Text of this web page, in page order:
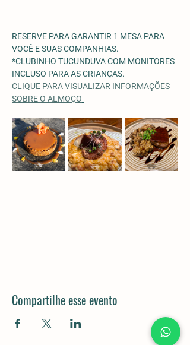
RESERVE PARA GARANTIR 1 MESA PARA
VOCÊ E SUAS COMPANHIAS.
*CLUBINHO TUCUNDUVA COM MONITORES
INCLUSO PARA AS CRIANÇAS.
CLIQUE PARA VISUALIZAR INFORMAÇÕES
SOBRE O ALMOÇO
Compartilhe esse evento